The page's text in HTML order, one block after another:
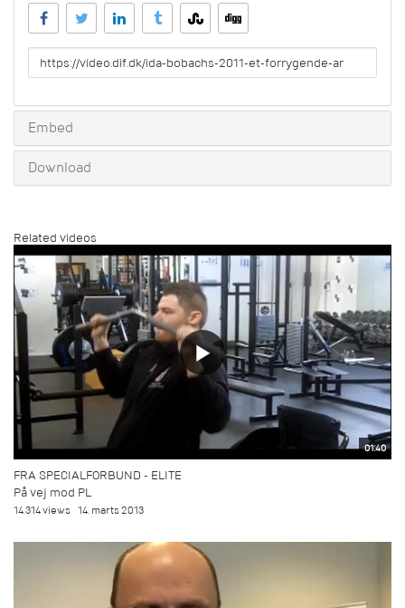
URL
to
Embed
Download
Related videos
01:40
FRA SPECIALFORBUND - ELITE
På vej mod PL
14.314 views 14. marts 2013